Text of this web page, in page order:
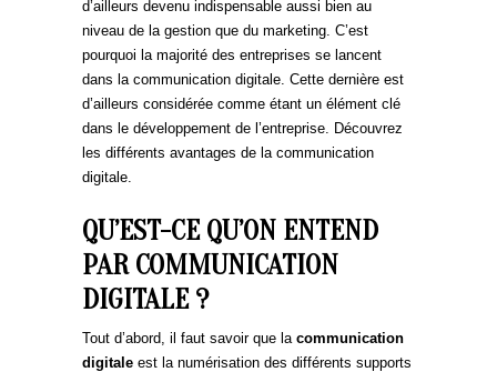
d’ailleurs devenu indispensable aussi bien au
niveau de la gestion que du marketing. C’est
pourquoi la majorité des entreprises se lancent
dans la communication digitale. Cette dernière est
d’ailleurs considérée comme étant un élément clé
dans le développement de l’entreprise. Découvrez
les différents avantages de la communication
digitale.
QU’EST-CE QU’ON ENTEND
PAR COMMUNICATION
DIGITALE ?
Tout d’abord, il faut savoir que la communication
digitale est la numérisation des différents supports